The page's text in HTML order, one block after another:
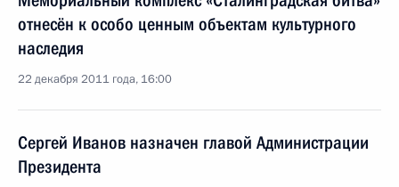
отнесён к особо ценным объектам культурного
наследия
22 декабря 2011 года, 16:00
Сергей Иванов назначен главой Администрации
Президента